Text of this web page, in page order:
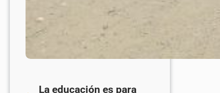
La educación es para